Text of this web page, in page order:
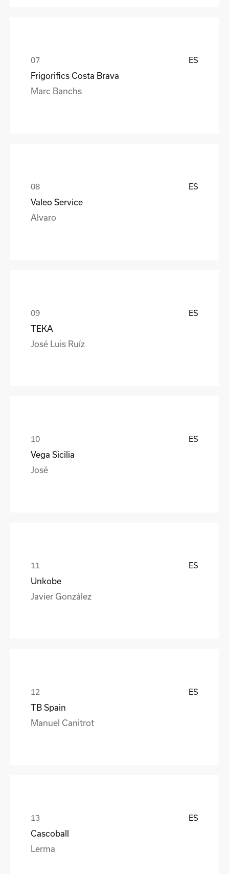
ES
Frigorifics Costa Brava
Marc Banchs
ES
Valeo Service
Alvaro
ES
TEKA
José Luis Ruíz
ES
Vega Sicilia
José
ES
Unkobe
Javier González
ES
TB Spain
Manuel Canitrot
ES
Cascoball
Lerma